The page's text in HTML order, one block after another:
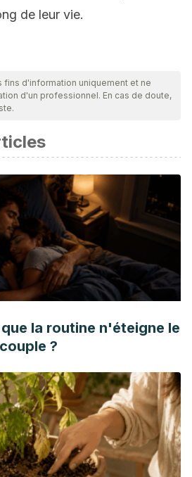
de leur vie.
fins d'information uniquement et ne
d'un professionnel. En cas de doute,
la routine n'éteigne le
?